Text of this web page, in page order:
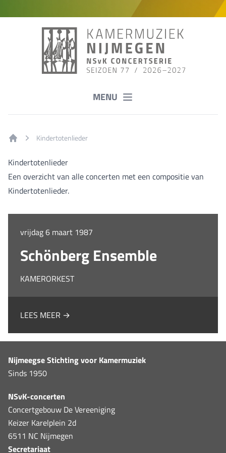
MENU
Kindertotenlieder
Kindertotenlieder
Een overzicht van alle concerten met een compositie van
Kindertotenlieder.
vrijdag 6 maart 1987
Schönberg Ensemble
KAMERORKEST
LEES MEER →
Nijmeegse Stichting voor Kamermuziek
Sinds 1950
NSvK-concerten
Concertgebouw De Vereeniging
Keizer Karelplein 2d
6511 NC Nijmegen
Secretariaat